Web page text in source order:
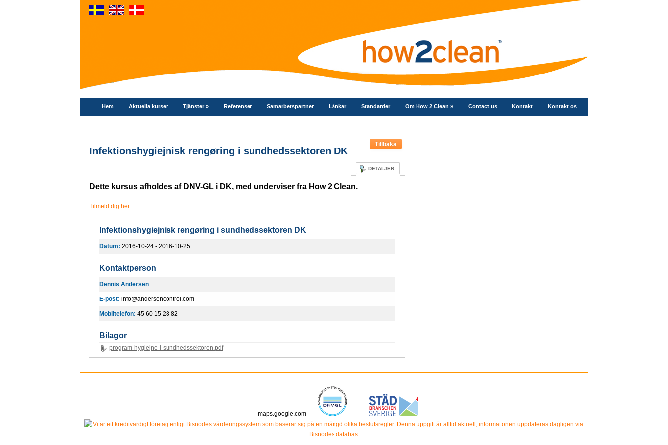
Hem Aktuella kurser Tjänster» Referenser Samarbetspartner Länkar Standarder Om How 2 Clean » Contact us Kontakt Kontakt os
Tillbaka
Infektionshygiejnisk rengøring i sundhedssektoren DK
DETALJER
Dette kursus afholdes af DNV-GL i DK, med underviser fra How 2 Clean.
Tilmeld dig her
Infektionshygiejnisk rengøring i sundhedssektoren DK
Datum: 2016-10-24 - 2016-10-25
Kontaktperson
Dennis Andersen
E-post: info@andersencontrol.com
Mobiltelefon: 45 60 15 28 82
Bilagor
program-hygiejne-i-sundhedssektoren.pdf
maps.google.com